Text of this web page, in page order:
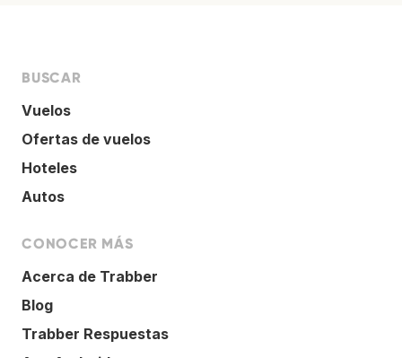
BUSCAR
Vuelos
Ofertas de vuelos
Hoteles
Autos
CONOCER MÁS
Acerca de Trabber
Blog
Trabber Respuestas